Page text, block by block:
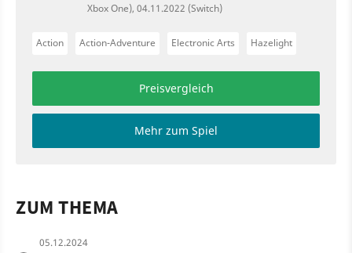
Xbox One), 04.11.2022 (Switch)
Action Action-Adventure Electronic Arts Hazelight
Preisvergleich
Mehr zum Spiel
ZUM THEMA
05.12.2024